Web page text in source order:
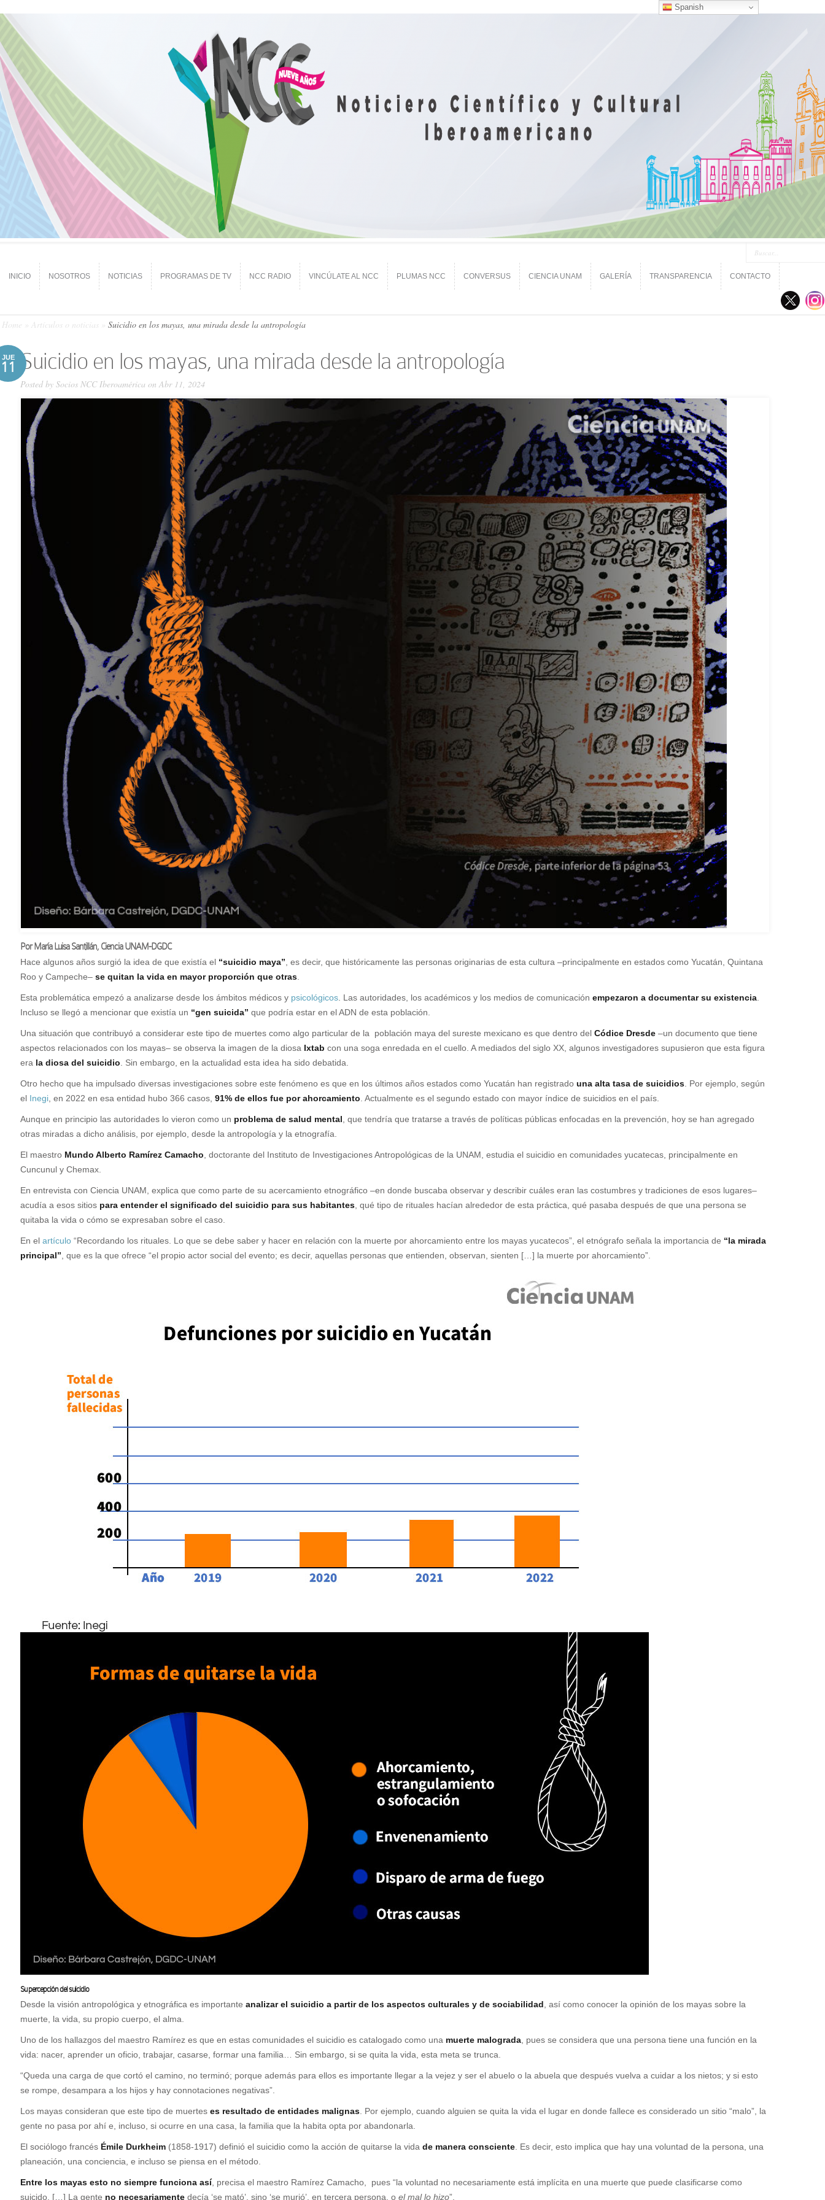
INICIO NOSOTROS NOTICIAS PROGRAMAS DE TV NCC RADIO VINCÚLATE AL NCC PLUMAS NCC CONVERSUS CIENCIA UNAM GALERÍA TRANSPARENCIA CONTACTO
Home Artículos o noticias Suicidio en los mayas, una mirada desde la antropología
JUE
11 Suicidio en los mayas, una mirada desde la antropología
Posted by Socios NCC Iberoamérica on Abr 11, 2024
Por María Luisa Santillán, Ciencia UNAM-DGDC
Hace algunos años surgió la idea de que existía el “suicidio maya” , es decir, que históricamente las personas originarias de esta cultura ­–principalmente en estados como Yucatán, Quintana
Roo y Campeche– se quitan la vida en mayor proporción que otras
Esta problemática empezó a analizarse desde los ámbitos médicos y psicológicos . Las autoridades, los académicos y los medios de comunicación empezaron a documentar su existencia
Incluso se llegó a mencionar que existía un “gen suicida” que podría estar en el ADN de esta población.
Una situación que contribuyó a considerar este tipo de muertes como algo particular de la población maya del sureste mexicano es que dentro del Códice Dresde –un documento que tiene
aspectos relacionados con los mayas– se observa la imagen de la diosa Ixtab con una soga enredada en el cuello. A mediados del siglo XX, algunos investigadores supusieron que esta figura
era la diosa del suicidio . Sin embargo, en la actualidad esta idea ha sido debatida.
Otro hecho que ha impulsado diversas investigaciones sobre este fenómeno es que en los últimos años estados como Yucatán han registrado una alta tasa de suicidios . Por ejemplo, según
el Inegi , en 2022 en esa entidad hubo 366 casos, 91% de ellos fue por ahorcamiento . Actualmente es el segundo estado con mayor índice de suicidios en el país.
Aunque en principio las autoridades lo vieron como un problema de salud mental , que tendría que tratarse a través de políticas públicas enfocadas en la prevención, hoy se han agregado
otras miradas a dicho análisis, por ejemplo, desde la antropología y la etnografía.
El maestro Mundo Alberto Ramírez Camacho , doctorante del Instituto de Investigaciones Antropológicas de la UNAM, estudia el suicidio en comunidades yucatecas, principalmente en
Cuncunul y Chemax.
En entrevista con Ciencia UNAM, explica que como parte de su acercamiento etnográfico –en donde buscaba observar y describir cuáles eran las costumbres y tradiciones de esos lugares–
acudía a esos sitios para entender el significado del suicidio para sus habitantes , qué tipo de rituales hacían alrededor de esta práctica, qué pasaba después de que una persona se
quitaba la vida o cómo se expresaban sobre el caso.
En el artículo “Recordando los rituales. Lo que se debe saber y hacer en relación con la muerte por ahorcamiento entre los mayas yucatecos”, el etnógrafo señala la importancia de “la mirada
principal” , que es la que ofrece “el propio actor social del evento; es decir, aquellas personas que entienden, observan, sienten […] la muerte por ahorcamiento”.
Su percepción del suicidio
Desde la visión antropológica y etnográfica es importante analizar el suicidio a partir de los aspectos culturales y de sociabilidad , así como conocer la opinión de los mayas sobre la
muerte, la vida, su propio cuerpo, el alma.
Uno de los hallazgos del maestro Ramírez es que en estas comunidades el suicidio es catalogado como una muerte malograda , pues se considera que una persona tiene una función en la
vida: nacer, aprender un oficio, trabajar, casarse, formar una familia… Sin embargo, si se quita la vida, esta meta se trunca.
“Queda una carga de que cortó el camino, no terminó; porque además para ellos es importante llegar a la vejez y ser el abuelo o la abuela que después vuelva a cuidar a los nietos; y si esto
se rompe, desampara a los hijos y hay connotaciones negativas”.
Los mayas consideran que este tipo de muertes es resultado de entidades malignas . Por ejemplo, cuando alguien se quita la vida el lugar en donde fallece es considerado un sitio “malo”, la
gente no pasa por ahí e, incluso, si ocurre en una casa, la familia que la habita opta por abandonarla.
El sociólogo francés Émile Durkheim (1858-1917) definió el suicidio como la acción de quitarse la vida de manera consciente . Es decir, esto implica que hay una voluntad de la persona, una
planeación, una conciencia, e incluso se piensa en el método.
Entre los mayas esto no siempre funciona así, precisa el maestro Ramírez Camacho, pues “la voluntad no necesariamente está implícita en una muerte que puede clasificarse como
suicido. […] La gente no necesariamente decía ‘se mató’, sino ‘se murió’, en tercera persona, o el mal lo hizo”.
Spanish